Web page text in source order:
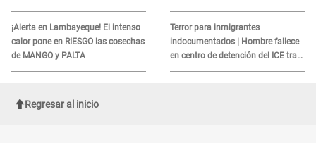
corresponde
¡Alerta en Lambayeque! El intenso
calor pone en RIESGO las cosechas
de MANGO y PALTA
MORTAL para consumidores: ¿Cuál
es?
Terror para inmigrantes
indocumentados | Hombre fallece
en centro de detención del ICE tras
sufrir una "emergencia médica"
Regresar al inicio